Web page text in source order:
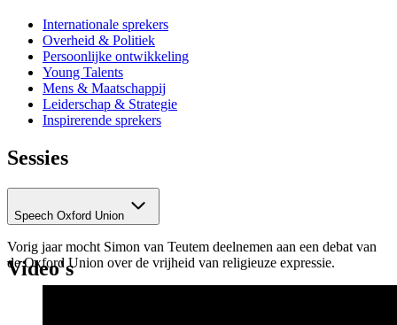
Internationale sprekers
Overheid & Politiek
Persoonlijke ontwikkeling
Young Talents
Mens & Maatschappij
Leiderschap & Strategie
Inspirerende sprekers
Sessies
Speech Oxford Union
Vorig jaar mocht Simon van Teutem deelnemen aan een debat van
de Oxford Union over de vrijheid van religieuze expressie.
Video's